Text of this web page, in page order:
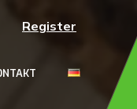
Register